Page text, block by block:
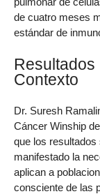
de cuatro meses
estándar de
Resultados
Contexto
Dr. Suresh
Cáncer Winship
que los resultados
manifestado la
aplican a
consciente de las